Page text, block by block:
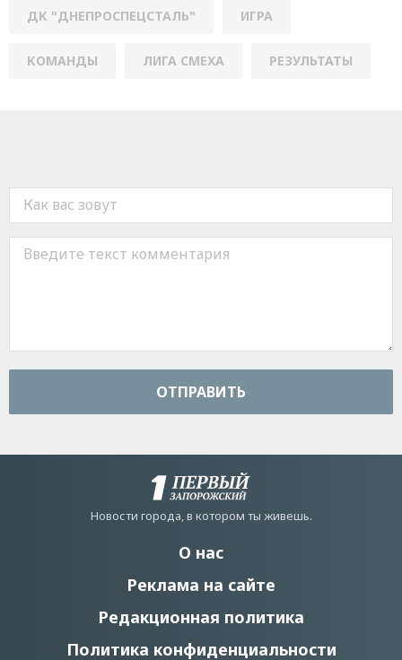
ДК "ДНЕПРОСПЕЦСТАЛЬ" ИГРА
КОМАНДЫ ЛИГА СМЕХА РЕЗУЛЬТАТЫ
ОТПРАВИТЬ
Новости города, в котором ты живешь.
О нас
Реклама на сайте
Редакционная политика
Политика конфиденциальности